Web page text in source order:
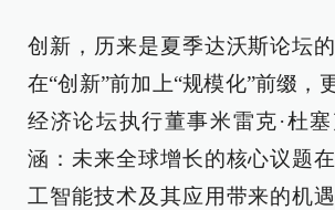
创新，历来是夏季达沃斯论坛
在“创新”前加上“规模化”前缀，
经济论坛执行董事米雷克·杜
涵：未来全球增长的核心议题
工智能技术及其应用带来的机